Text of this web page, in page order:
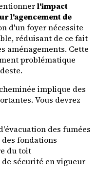
l'impact
l'agencement de
d'un foyer nécessite
réduisant de ce fait
aménagements. Cette
problématique
implique des
Vous devrez
des fumées
fondations
du toit
sécurité en vigueur